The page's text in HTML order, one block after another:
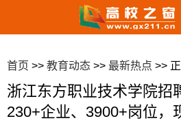
首页 >> 教育动态 >> 最新热点 >>
浙江东方职业技术学院招
230+企业、3900+岗位，